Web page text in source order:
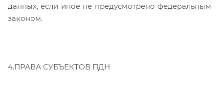
данных, если иное не предусмотрено федеральным
законом.
4.ПРАВА СУБЪЕКТОВ ПДН